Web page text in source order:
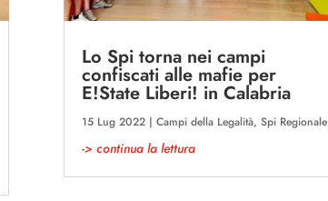
Lo Spi torna nei campi
confiscati alle mafie per
E!State Liberi! in Calabria
15 Lug 2022| Campi della Legalità, Spi Regionale
-> continua la lettura